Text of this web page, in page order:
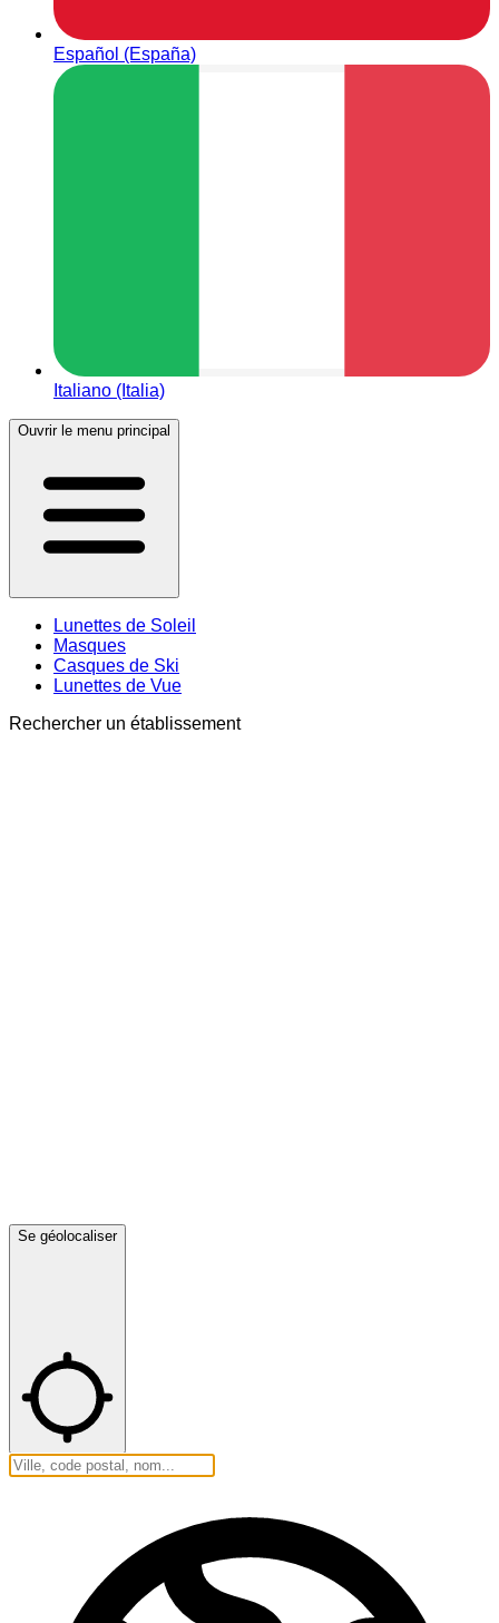
Español (España)
Italiano (Italia)
Ouvrir le menu principal
Lunettes de Soleil
Masques
Casques de Ski
Lunettes de Vue
Rechercher un établissement
Se géolocaliser